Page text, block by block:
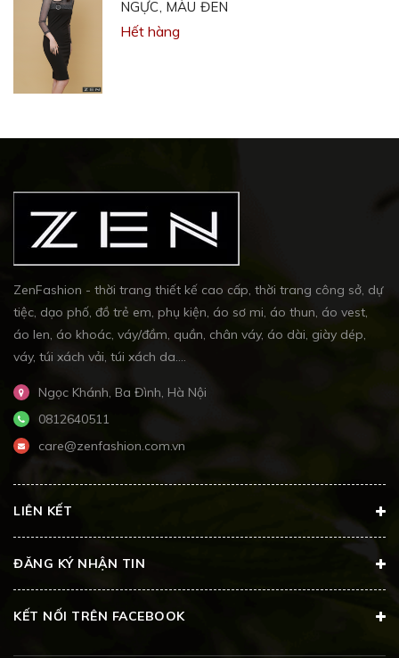
NGỰC, MÀU ĐEN
Hết hàng
ZenFashion - thời trang thiết kế cao cấp, thời trang công sở, dự
tiệc, dạo phố, đồ trẻ em, phụ kiện, áo sơ mi, áo thun, áo vest,
áo len, áo khoác, váy/đầm, quần, chân váy, áo dài, giày dép,
váy, túi xách vải, túi xách da....
Ngọc Khánh, Ba Đình, Hà Nội
0812640511
care@zenfashion.com.vn
LIÊN KẾT
ĐĂNG KÝ NHẬN TIN
KẾT NỐI TRÊN FACEBOOK